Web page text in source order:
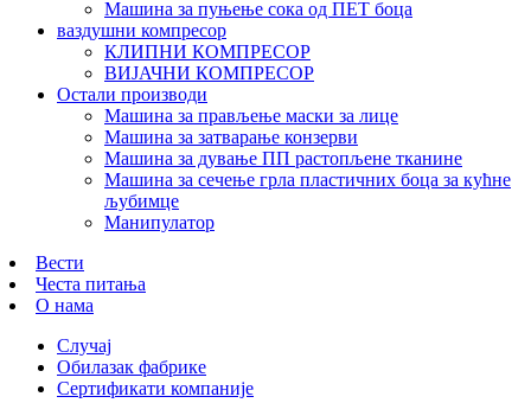
Машина за пуњење сока од ПЕТ боца
ваздушни компресор
КЛИПНИ КОМПРЕСОР
ВИЈАЧНИ КОМПРЕСОР
Остали производи
Машина за прављење маски за лице
Машина за затварање конзерви
Машина за дување ПП растопљене тканине
Машина за сечење грла пластичних боца за кућне
љубимце
Манипулатор
Вести
Честа питања
О нама
Случај
Обилазак фабрике
Сертификати компаније